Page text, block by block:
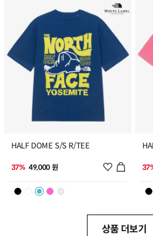
HALF DOME S/S R/TEE
49,000 원
37% 위시리스트
상품 더보기